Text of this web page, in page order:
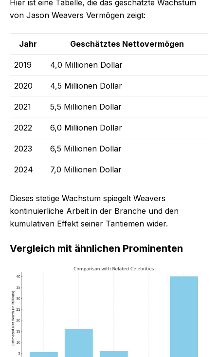
Hier ist eine Tabelle, die das geschätzte Wachstum
von Jason Weavers Vermögen zeigt:
Jahr Geschätztes Nettovermögen
2019 4,0 Millionen Dollar
2020 4,5 Millionen Dollar
2021 5,5 Millionen Dollar
2022 6,0 Millionen Dollar
2023 6,5 Millionen Dollar
2024 7,0 Millionen Dollar
Dieses stetige Wachstum spiegelt Weavers
kontinuierliche Arbeit in der Branche und den
kumulativen Effekt seiner Tantiemen wider.
Vergleich mit ähnlichen Prominenten